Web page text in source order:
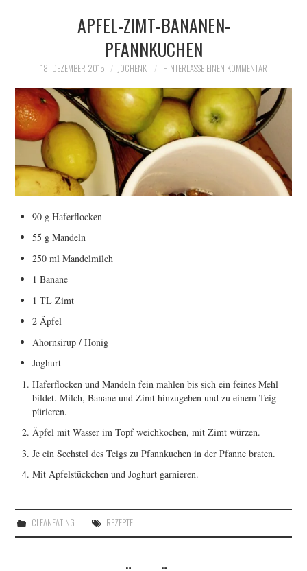
APFEL-ZIMT-BANANEN-
PFANNKUCHEN
18. DEZEMBER 2015 JOCHENK HINTERLASSE EINEN KOMMENTAR
90 g Haferflocken
55 g Mandeln
250 ml Mandelmilch
1 Banane
1 TL Zimt
2 Äpfel
Ahornsirup / Honig
Joghurt
Haferflocken und Mandeln fein mahlen bis sich ein feines Mehl
bildet. Milch, Banane und Zimt hinzugeben und zu einem Teig
pürieren.
Äpfel mit Wasser im Topf weichkochen, mit Zimt würzen.
Je ein Sechstel des Teigs zu Pfannkuchen in der Pfanne braten.
Mit Apfelstückchen und Joghurt garnieren.
CLEANEATING REZEPTE